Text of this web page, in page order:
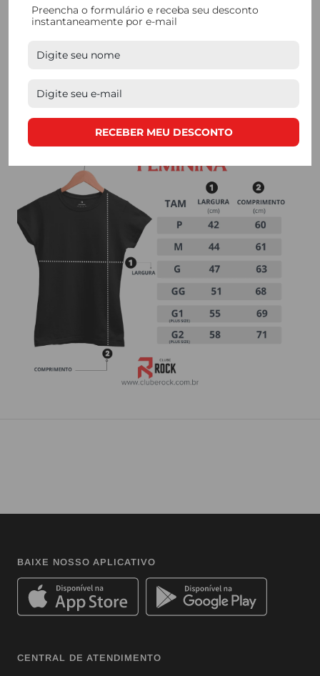
tornando nossas camisetas a escolha perfeita para
produção são feitos de forma manual, e contam com
BAIXE NOSSO APLICATIVO
CENTRAL DE ATENDIMENTO
Preencha o formulário e receba seu desconto
instantaneamente por e-mail
RECEBER MEU DESCONTO